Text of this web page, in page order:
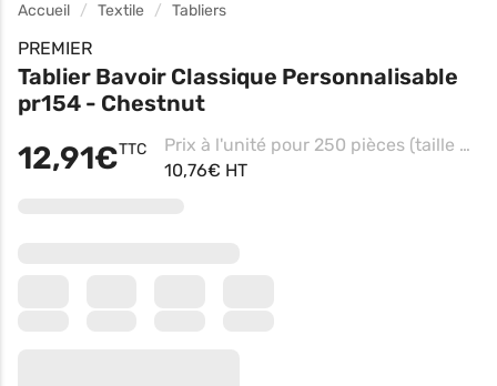
Accueil Textile Tabliers
PREMIER
Tablier Bavoir Classique Personnalisable
pr154 - Chestnut
12,91€TTC
Prix à l'unité pour 250 pièces (taille unique - Pink, Impression coeur)
10,76€ HT